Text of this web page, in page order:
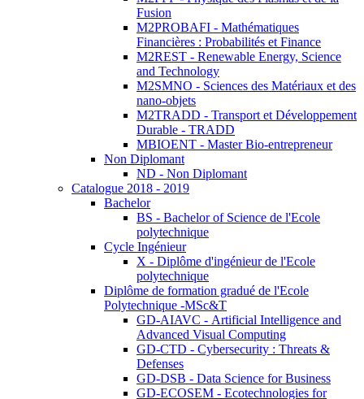
Fusion
M2PROBAFI - Mathématiques
Financières : Probabilités et Finance
M2REST - Renewable Energy, Science
and Technology
M2SMNO - Sciences des Matériaux et des
nano-objets
M2TRADD - Transport et Développement
Durable - TRADD
MBIOENT - Master Bio-entrepreneur
Non Diplomant
ND - Non Diplomant
Catalogue 2018 - 2019
Bachelor
BS - Bachelor of Science de l'Ecole
polytechnique
Cycle Ingénieur
X - Diplôme d'ingénieur de l'Ecole
polytechnique
Diplôme de formation gradué de l'Ecole
Polytechnique -MSc&T
GD-AIAVC - Artificial Intelligence and
Advanced Visual Computing
GD-CTD - Cybersecurity : Threats &
Defenses
GD-DSB - Data Science for Business
GD-ECOSEM - Ecotechnologies for